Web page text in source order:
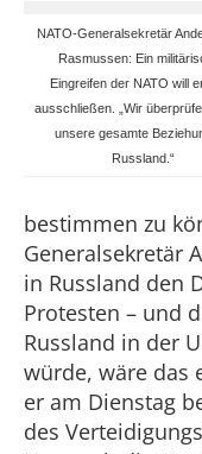
NATO-Generalsekretär
Rasmussen: Ein
Eingreifen der NATO will
ausschließen. „Wir
unsere gesamte
Russland.“
bestimmen zu
Generalsekretär
in Russland den
Protesten – und
Russland in der
würde, wäre das
er am Dienstag
des